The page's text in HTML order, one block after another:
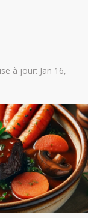
Souchi
à jour: Jan 16,